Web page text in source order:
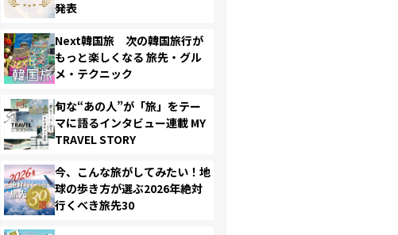
発表
Next韓国旅 次の韓国旅行が
もっと楽しくなる 旅先・グル
メ・テクニック
旬な“あの人”が「旅」をテー
マに語るインタビュー連載 MY
TRAVEL STORY
今、こんな旅がしてみたい！地
球の歩き方が選ぶ2026年絶対
行くべき旅先30